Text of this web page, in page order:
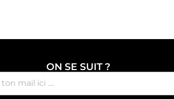
ON SE SUIT ?